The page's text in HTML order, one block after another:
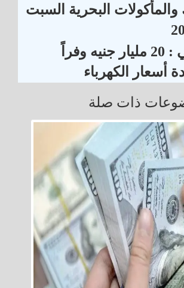
البحرية السبت
مسؤول حكومي : 20 مليار جنيه وفراً
أسعار الكهرباء
ذات صلة